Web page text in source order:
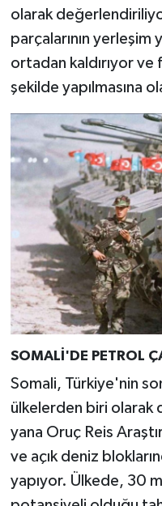
olarak
parçalarının yerleşim
ortadan kaldırıyor ve
şekilde yapılmasına
SOMALİ'DE PETROL
Somali, Türkiye'nin
ülkelerden biri olarak
yana Oruç Reis
ve açık deniz
yapıyor. Ülkede, 30